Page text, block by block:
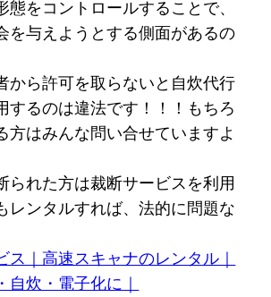
態をコントロールすることで、
を与えようとする側面があるの
から許可を取らないと自炊代行
するのは違法です！！！もちろ
方はみんな問い合せていますよ
られた方は裁断サービスを利用
レンタルすれば、法的に問題な
ス｜高速スキャナのレンタル｜
自炊・電子化に｜